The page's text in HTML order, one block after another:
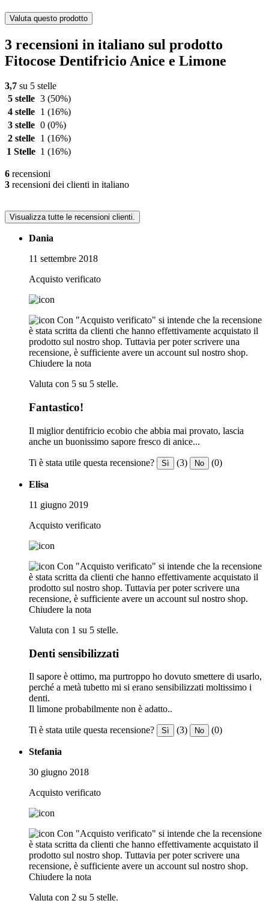
Valuta questo prodotto
3 recensioni in italiano sul prodotto
Fitocose Dentifricio Anice e Limone
3,7 su 5 stelle
5 stelle 3 (50%)
4 stelle
1 (16%)
3 stelle 0 (0%)
2 stelle
1 (16%)
1 Stelle 1 (16%)
6 recensioni
3 recensioni dei clienti in italiano
Visualizza tutte le recensioni clienti.
Dania
11 settembre 2018
Acquisto verificato
Con "Acquisto verificato" si intende che la recensione
è stata scritta da clienti che hanno effettivamente acquistato il
prodotto sul nostro shop. Tuttavia per poter scrivere una
recensione, è sufficiente avere un account sul nostro shop.
Chiudere la nota
Valuta con 5 su 5 stelle.
Fantastico!
Il miglior dentifricio ecobio che abbia mai provato, lascia
anche un buonissimo sapore fresco di anice...
Ti è stata utile questa recensione? Sì (3) No (0)
Elisa
11 giugno 2019
Acquisto verificato
Con "Acquisto verificato" si intende che la recensione
è stata scritta da clienti che hanno effettivamente acquistato il
prodotto sul nostro shop. Tuttavia per poter scrivere una
recensione, è sufficiente avere un account sul nostro shop.
Chiudere la nota
Valuta con 1 su 5 stelle.
Denti sensibilizzati
Il sapore è ottimo, ma purtroppo ho dovuto smettere di usarlo,
perché a metà tubetto mi si erano sensibilizzati moltissimo i
denti.
Il limone probabilmente non è adatto..
Ti è stata utile questa recensione? Sì (3) No (0)
Stefania
30 giugno 2018
Acquisto verificato
Con "Acquisto verificato" si intende che la recensione
è stata scritta da clienti che hanno effettivamente acquistato il
prodotto sul nostro shop. Tuttavia per poter scrivere una
recensione, è sufficiente avere un account sul nostro shop.
Chiudere la nota
Valuta con 2 su 5 stelle.